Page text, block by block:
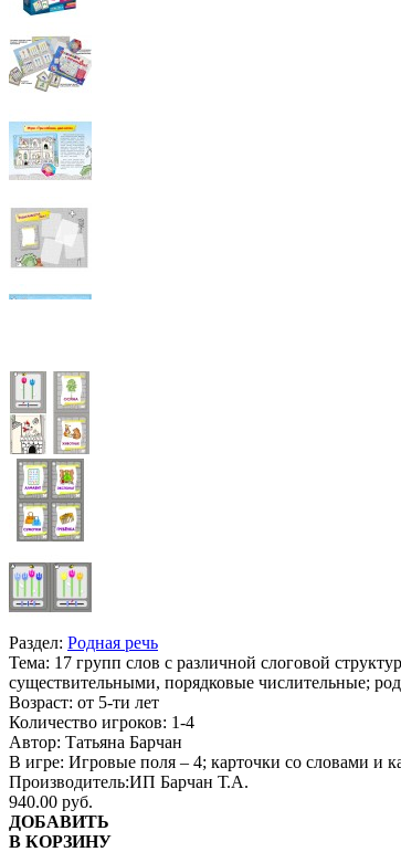
Раздел: Родная речь
Тема: 17 групп слов с различной слоговой
существительными, порядковые числительные;
Возраст: от 5-ти лет
Количество игроков: 1-4
Автор: Татьяна Барчан
В игре: Игровые поля – 4; карточки со словами и
Производитель:ИП Барчан Т.А.
940.00 руб.
ДОБАВИТЬ
В КОРЗИНУ